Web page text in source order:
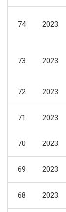
74 2023
73 2023
72 2023
71 2023
70 2023
69 2023
68 2023